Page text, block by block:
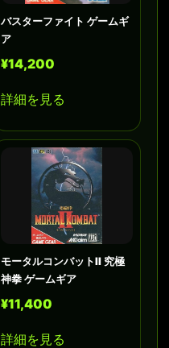
バスターファイト ゲームギ
ア
¥14,200
詳細を見る
モータルコンバットII 究極
神拳 ゲームギア
¥11,400
詳細を見る